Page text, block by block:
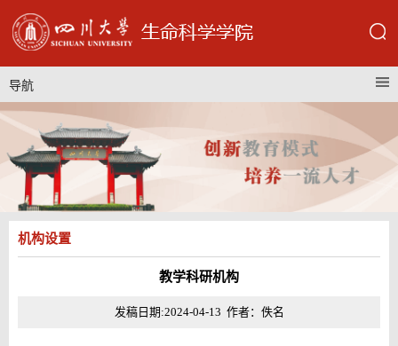
导航
机构设置
教学科研机构
发稿日期:2024-04-13 作者：佚名